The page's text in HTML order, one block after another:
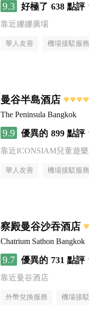
9.3 好極了 638 點評
靠近娜娜廣場
華人友善 機場接駁服務
曼谷半島酒店
The Peninsula Bangkok
9.9 優異的 899 點評
靠近ICONSIAM兒童遊
華人友善 機場接駁服務
察殿曼谷沙吞酒店
Chatrium Sathon Bangkok
9.7 優異的 731 點評
靠近曼谷酒店
外幣兌換服務 機場接